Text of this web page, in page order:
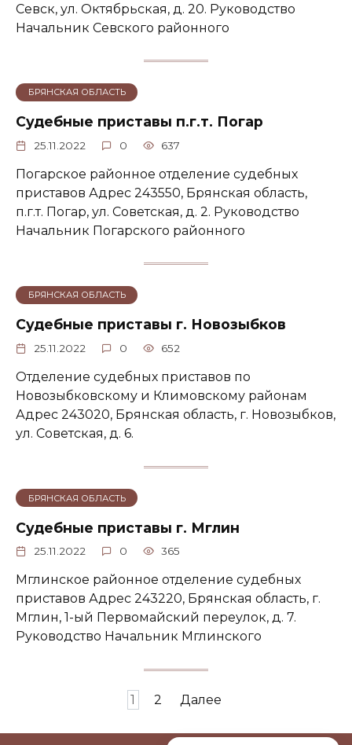
Севск, ул. Октябрьская, д. 20. Руководство
Начальник Севского районного
БРЯНСКАЯ ОБЛАСТЬ
Судебные приставы п.г.т. Погар
25.11.2022 0 637
Погарское районное отделение судебных
приставов Адрес 243550, Брянская область,
п.г.т. Погар, ул. Советская, д. 2. Руководство
Начальник Погарского районного
БРЯНСКАЯ ОБЛАСТЬ
Судебные приставы г. Новозыбков
25.11.2022 0 652
Отделение судебных приставов по
Новозыбковскому и Климовскому районам
Адрес 243020, Брянская область, г. Новозыбков,
ул. Советская, д. 6.
БРЯНСКАЯ ОБЛАСТЬ
Судебные приставы г. Мглин
25.11.2022 0 365
Мглинское районное отделение судебных
приставов Адрес 243220, Брянская область, г.
Мглин, 1-ый Первомайский переулок, д. 7.
Руководство Начальник Мглинского
1 2 Далее